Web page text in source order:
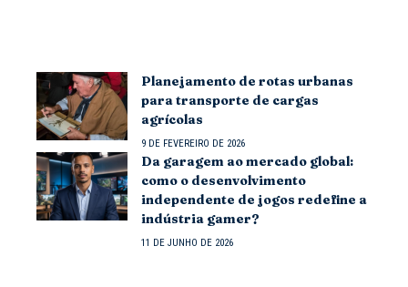
Planejamento de rotas urbanas
para transporte de cargas
agrícolas
9 DE FEVEREIRO DE 2026
Da garagem ao mercado global:
como o desenvolvimento
independente de jogos redefine a
indústria gamer?
11 DE JUNHO DE 2026